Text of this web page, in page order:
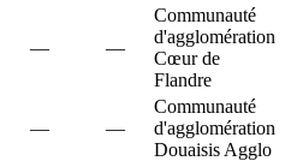
— —
Communauté
d'agglomération
Cœur de
Flandre
— —
Communauté
d'agglomération
Douaisis Agglo